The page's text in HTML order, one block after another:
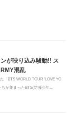
が映り込み騒動!! ス
混乱
「BTS WORLD TOUR 'LOVE YO
ちが集まったBTS(防弾少年...